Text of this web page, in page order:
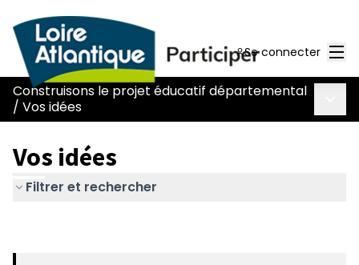
Se connecter
Construisons le projet éducatif départemental
/ Vos idées
Vos idées
Filtrer et rechercher